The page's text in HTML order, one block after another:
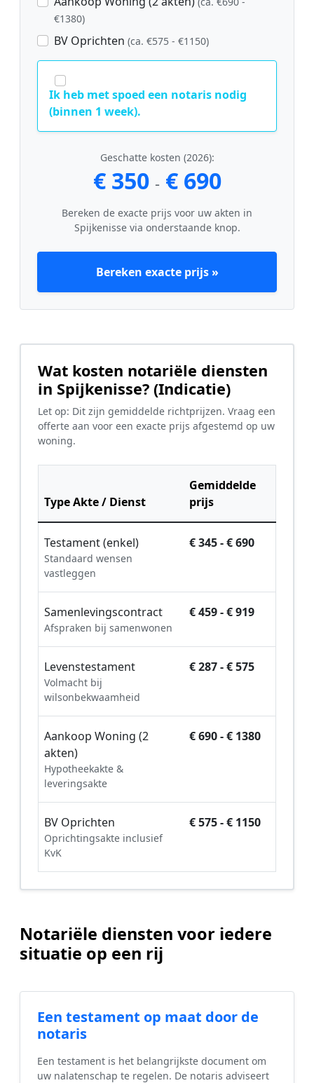
€1380)
BV Oprichten (ca. €575 - €1150)
Ik heb met spoed een notaris nodig
(binnen 1 week).
Geschatte kosten (2026):
€ 350 - € 690
Bereken de exacte prijs voor uw akten in
Spijkenisse via onderstaande knop.
Bereken exacte prijs »
Wat kosten notariële diensten
in Spijkenisse? (Indicatie)
Let op: Dit zijn gemiddelde richtprijzen. Vraag een
offerte aan voor een exacte prijs afgestemd op uw
woning.
Type Akte / Dienst
Gemiddelde
prijs
Testament (enkel)
Standaard wensen
vastleggen
€ 345 - € 690
Samenlevingscontract
Afspraken bij samenwonen
€ 459 - € 919
Levenstestament
Volmacht bij
wilsonbekwaamheid
€ 287 - € 575
Aankoop Woning (2
akten)
Hypotheekakte &
leveringsakte
€ 690 - € 1380
BV Oprichten
Oprichtingsakte inclusief
KvK
€ 575 - € 1150
Notariële diensten voor iedere
situatie op een rij
Een testament op maat door de
notaris
Een testament is het belangrijkste document om
uw nalatenschap te regelen. De notaris adviseert